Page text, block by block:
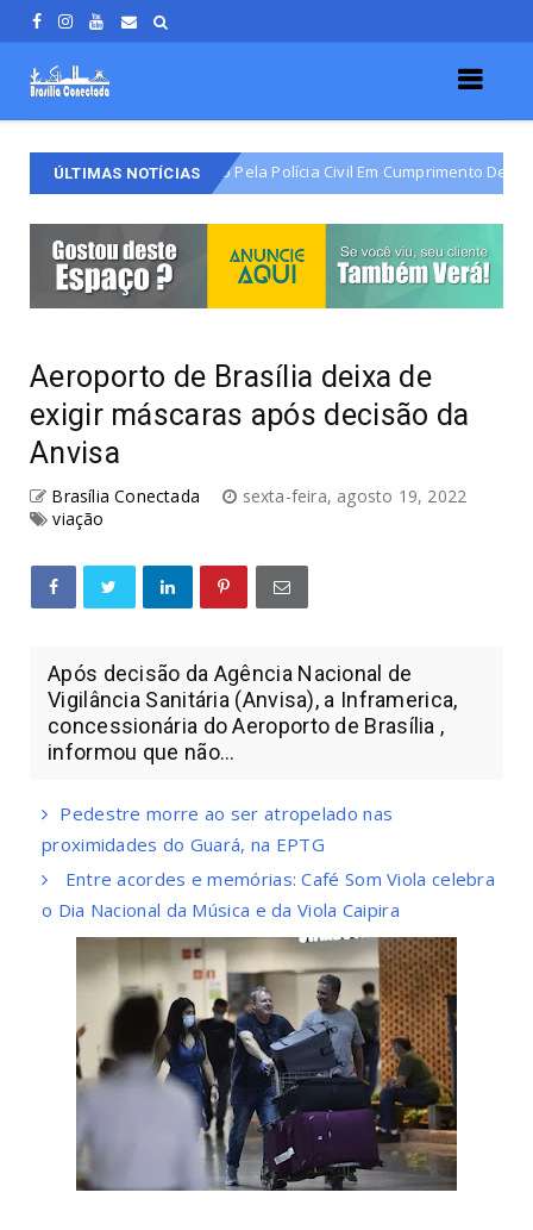
ÚLTIMAS NOTÍCIAS
É Detido Pela Polícia Civil Em Cumprimento De Mandado De
Aeroporto de Brasília deixa de
exigir máscaras após decisão da
Anvisa
Brasília Conectada
sexta-feira, agosto 19, 2022
viação
Após decisão da Agência Nacional de
Vigilância Sanitária (Anvisa), a Inframerica,
concessionária do Aeroporto de Brasília ,
informou que não...
Pedestre morre ao ser atropelado nas
proximidades do Guará, na EPTG
Entre acordes e memórias: Café Som Viola celebra
o Dia Nacional da Música e da Viola Caipira